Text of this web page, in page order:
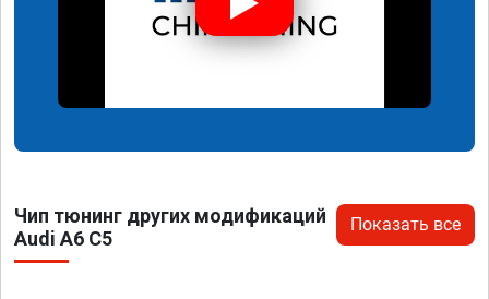
Чип тюнинг других модификаций
Audi A6 C5
Показать все